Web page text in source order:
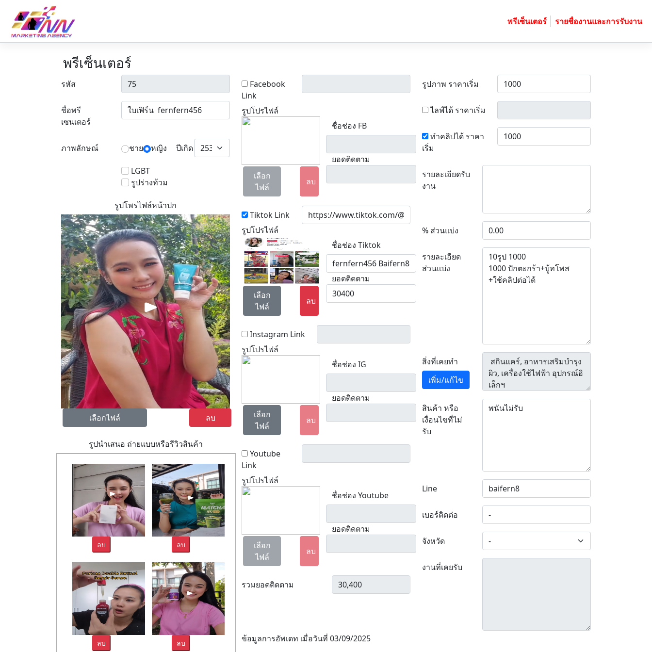
พรีเซ็นเตอร์ รายชื่องานและการรับงาน
พรีเซ็นเตอร์
รหัส
ชื่อพรี
เซนเตอร์
ภาพลักษณ์ ชาย หญิง ปีเกิด
LGBT
รูปร่างท้วม
รูปโพรไฟล์หน้าปก
เลือกไฟล์ ลบ
รูปนำเสนอ ถ่ายแบบหรือรีวิวสินค้า
ลบ ลบ
ลบ ลบ
Facebook
Link
รูปโปรไฟล์
เลือก
ไฟล์
ลบ
ชื่อช่อง FB
ยอดติดตาม
Tiktok Link
รูปโปรไฟล์
เลือก
ไฟล์
ลบ
ชื่อช่อง Tiktok
ยอดติดตาม
Instagram Link
รูปโปรไฟล์
เลือก
ไฟล์
ลบ
ชื่อช่อง IG
ยอดติดตาม
Youtube
Link
รูปโปรไฟล์
เลือก
ไฟล์
ลบ
ชื่อช่อง Youtube
ยอดติดตาม
รวมยอดติดตาม
ข้อมูลการอัพเดท เมื่อวันที่ 03/09/2025
รูปภาพ ราคาเริ่ม
ไลฟ์ได้ ราคาเริ่ม
ทำคลิปได้ ราคา
เริ่ม
รายละเอียดรับ
งาน
% ส่วนแบ่ง
รายละเอียด
ส่วนแบ่ง
สิ่งที่เคยทำ
เพิ่ม/แก้ไข
สินค้า หรือ
เงื่อนไขที่ไม่
รับ
Line
เบอร์ติดต่อ
จังหวัด
งานที่เคยรับ